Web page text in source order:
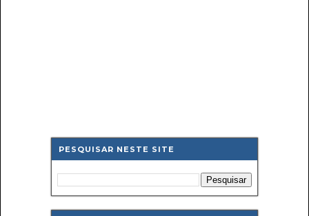
PESQUISAR NESTE SITE